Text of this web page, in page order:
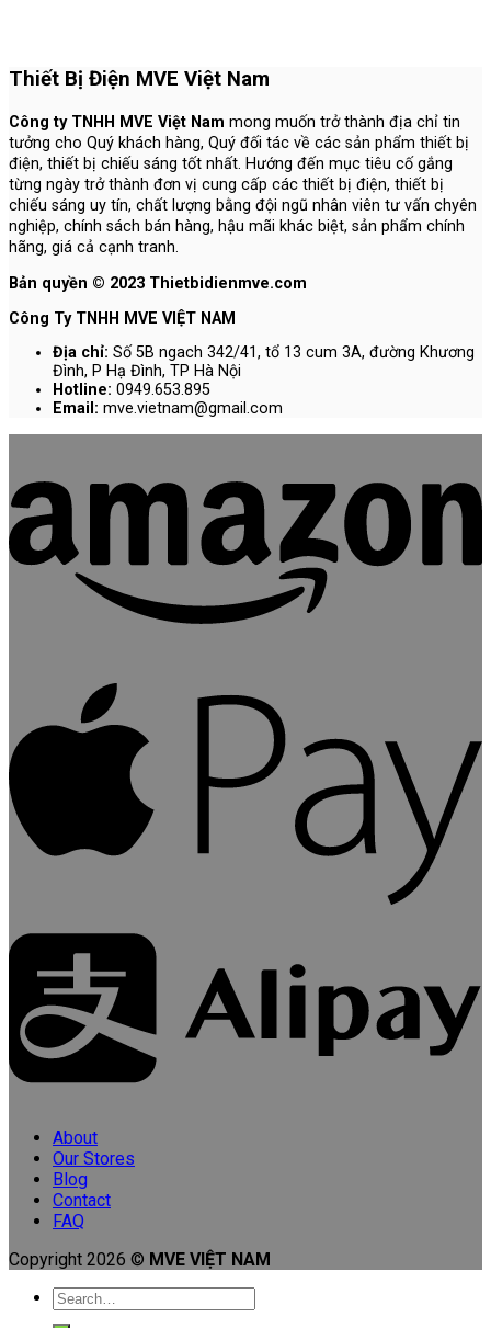
Thiết Bị Điện MVE Việt Nam
Công ty TNHH MVE Việt Nam mong muốn trở thành địa chỉ tin
tưởng cho Quý khách hàng, Quý đối tác về các sản phẩm thiết bị
điện, thiết bị chiếu sáng tốt nhất. Hướng đến mục tiêu cố gắng
từng ngày trở thành đơn vị cung cấp các thiết bị điện, thiết bị
chiếu sáng uy tín, chất lượng bằng đội ngũ nhân viên tư vấn chyên
nghiệp, chính sách bán hàng, hậu mãi khác biệt, sản phẩm chính
hãng, giá cả cạnh tranh.
Bản quyền © 2023 Thietbidienmve.com
Công Ty TNHH MVE VIỆT NAM
Địa chỉ: Số 5B ngach 342/41, tổ 13 cum 3A, đường Khương
Đình, P Hạ Đình, TP Hà Nội
Hotline: 0949.653.895
Email: mve.vietnam@gmail.com
About
Our Stores
Blog
Contact
FAQ
Copyright 2026 © MVE VIỆT NAM
Search